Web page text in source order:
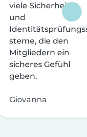
viele Sicherheits-
und
steme, die den
Mitgliedern ein
sicheres Gefühl
geben.
Giovanna